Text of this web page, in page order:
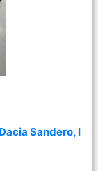
Sandero, I